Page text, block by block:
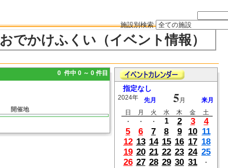
施設別検索
おでかけふくい（イベント情報）
0 件中 0 ～ 0 件目
開催地
指定なし
2024年 先月 5 月
来月
日
月 火 水 木 金
土
・
・ ・ 1 2 3
4
5
6 7 8 9 10 11
12 13 14 15 16 17 18
19 20 21 22 23 24 25
26 27 28 29 30 31 ・